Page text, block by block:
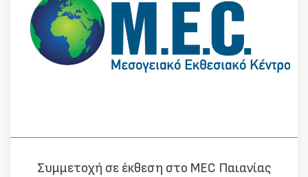
Συμμετοχή σε έκθεση στο MEC Παιανίας